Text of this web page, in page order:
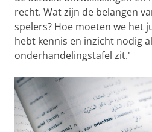
recht. Wat zijn de belangen
spelers? Hoe moeten we het
hebt kennis en inzicht nodig
onderhandelingstafel zit.'